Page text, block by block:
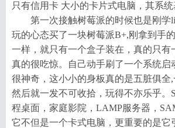
只有信用卡 大小的卡片式电脑，其系统
第一次接触树莓派的时候也是刚学
玩的心态买了一块树莓派B+,刚拿到手
一样，就只有一个盒子装在，真的只有
真的很吃惊。自己动手刷了一个系统启
很神奇，这小小的身板真的是五脏俱全,
然后就一发不可收拾，玩得不亦乐乎。
程桌面，家庭影院，LAMP服务器，
它不但是一个卡式电脑，更重要的是它